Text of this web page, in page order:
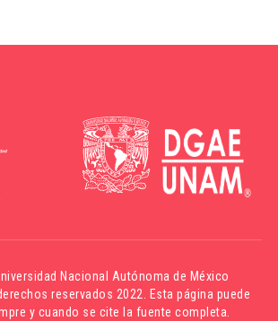
Nacional Autónoma de México
reservados 2022. Esta página puede
y cuando se cite la fuente completa.